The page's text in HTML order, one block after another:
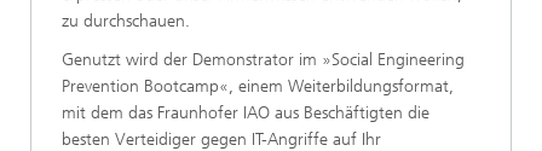
zu durchschauen.
Genutzt wird der Demonstrator im »Social Engineering
Prevention Bootcamp«, einem Weiterbildungsformat,
mit dem das Fraunhofer IAO aus Beschäftigten die
besten Verteidiger gegen IT-Angriffe auf Ihr